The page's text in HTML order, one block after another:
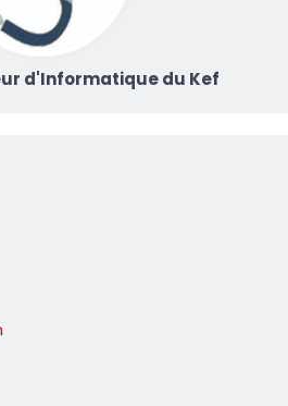
d'Informatique du Kef